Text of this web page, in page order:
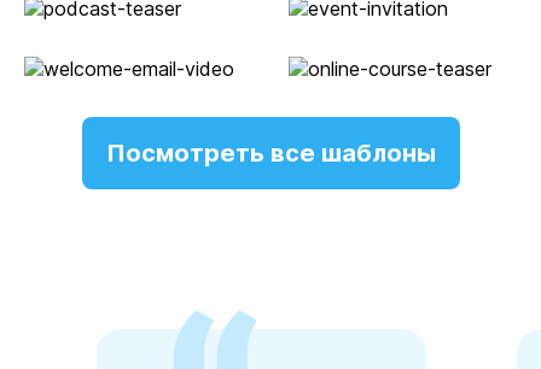
Посмотреть все шаблоны